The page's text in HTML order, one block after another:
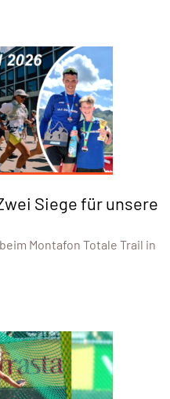
Siege für unsere
Montafon Totale Trail in